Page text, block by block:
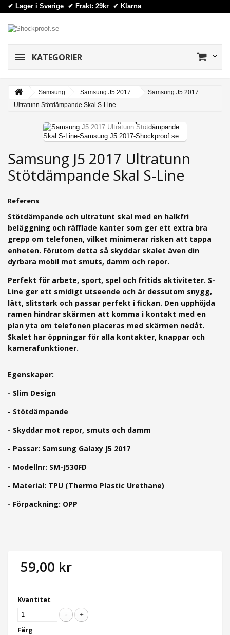
✔ Lager i Sverige ✔ Frakt: 29kr ✔ Klarna
KATEGORIER
Samsung Samsung J5 2017
Samsung J5 2017
Ultratunn Stötdämpande Skal S-Line
Samsung J5 2017 Ultratunn
Stötdämpande Skal S-Line
Referens
Stötdämpande och ultratunt skal med en halkfri
beläggning och räfflade kanter som ger ett extra bra
grepp om telefonen, vilket minimerar risken att tappa
enheten. Förutom detta så skyddar skalet även din
dyrbara mobil mot smuts, damm och repor.
Perfekt för arbete, sport, spel och fritids aktiviteter. S-
Line ger ett smidigt utseende och är dessutom snygg,
lätt, slitstark och passar perfekt i fickan. Den upphöjda
ramen hindrar skärmen att komma i kontakt med en
plan yta om telefonen placeras med skärmen nedåt.
Skalet har öppningar för alla kontakter, knappar och
kamerafunktioner.
Egenskaper:
- Slim Design
- Stötdämpande
- Skyddar mot repor, smuts och damm
- Passar: Samsung Galaxy J5 2017
- Modellnr: SM-J530FD
- Material: TPU (Thermo Plastic Urethane)
- Förpackning: OPP
59,00 kr
Kvantitet
Färg